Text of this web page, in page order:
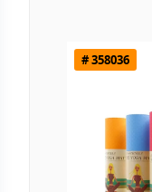
# 358036